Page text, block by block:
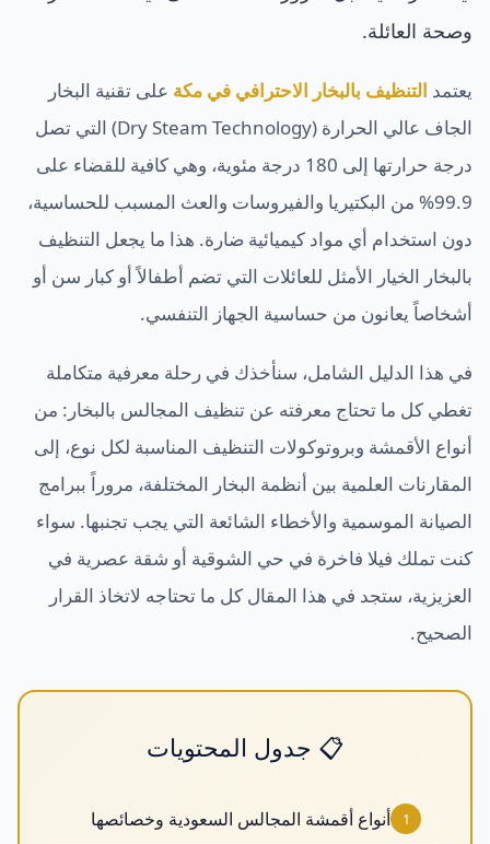
نجار مطابخ وأبواب
تركيب طارد الحمام بمكة
معلم جبس بورد بمكة المكرمة
شركة عزل أسطح بمكة المكرمة
معلم دهانات بمكة المكرمة
تركيب باركيه بمكة المكرمة
مبلط بمكة المكرمة
حداد بمكة المكرمة
لحام وإصلاح خزانات المياه
وصحة العائلة.
يعتمد التنظيف بالبخار الاحترافي في مكة على تقنية البخار
الجاف عالي الحرارة (Dry Steam Technology) التي تصل
درجة حرارتها إلى 180 درجة مئوية، وهي كافية للقضاء على
99.9% من البكتيريا والفيروسات والعث المسبب للحساسية،
دون استخدام أي مواد كيميائية ضارة. هذا ما يجعل التنظيف
بالبخار الخيار الأمثل للعائلات التي تضم أطفالاً أو كبار سن أو
أشخاصاً يعانون من حساسية الجهاز التنفسي.
في هذا الدليل الشامل، سنأخذك في رحلة معرفية متكاملة
تغطي كل ما تحتاج معرفته عن تنظيف المجالس بالبخار: من
أنواع الأقمشة وبروتوكولات التنظيف المناسبة لكل نوع، إلى
المقارنات العلمية بين أنظمة البخار المختلفة، مروراً ببرامج
الصيانة الموسمية والأخطاء الشائعة التي يجب تجنبها. سواء
كنت تملك فيلا فاخرة في حي الشوقية أو شقة عصرية في
العزيزية، ستجد في هذا المقال كل ما تحتاجه لاتخاذ القرار
الصحيح.
📋 جدول المحتويات
1 أنواع أقمشة المجالس السعودية وخصائصها